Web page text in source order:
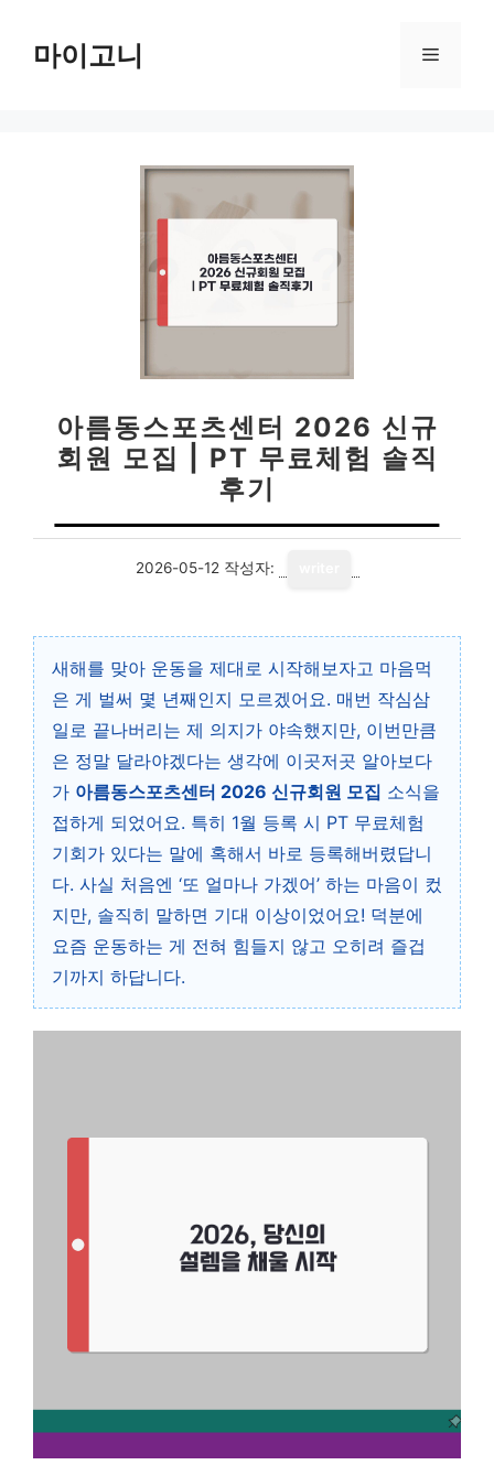
마이고니 메
아름동스포츠센터 2026 신규
회원 모집 | PT 무료체험 솔직
후기
2026-05-12 작성자:
새해를 맞아 운동을 제대로 시작해보자고 마음먹
은 게 벌써 몇 년째인지 모르겠어요. 매번 작심삼
일로 끝나버리는 제 의지가 야속했지만, 이번만큼
은 정말 달라야겠다는 생각에 이곳저곳 알아보다
가 아름동스포츠센터 2026 신규회원 모집 소식을
접하게 되었어요. 특히 1월 등록 시 PT 무료체험
기회가 있다는 말에 혹해서 바로 등록해버렸답니
다. 사실 처음엔 ‘또 얼마나 가겠어’ 하는 마음이 컸
지만, 솔직히 말하면 기대 이상이었어요! 덕분에
요즘 운동하는 게 전혀 힘들지 않고 오히려 즐겁
기까지 하답니다.